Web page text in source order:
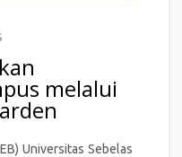
melalui
Universitas Sebelas